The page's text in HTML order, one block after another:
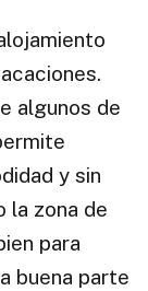
algunos de
y sin
la zona de
para
buena parte